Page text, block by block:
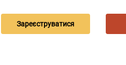
Зареєструватися